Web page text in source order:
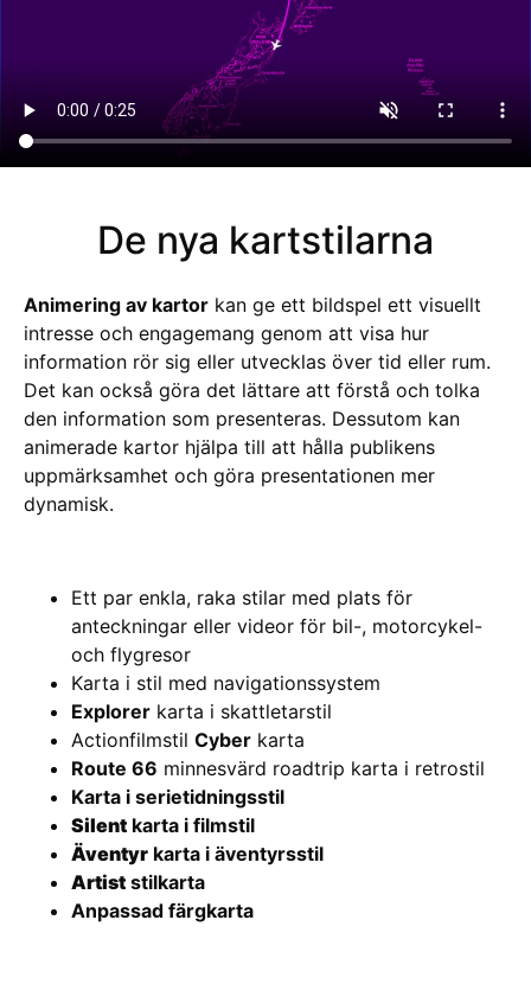
De nya kartstilarna
Animering av kartor kan ge ett bildspel ett visuellt
intresse och engagemang genom att visa hur
information rör sig eller utvecklas över tid eller rum.
Det kan också göra det lättare att förstå och tolka
den information som presenteras. Dessutom kan
animerade kartor hjälpa till att hålla publikens
uppmärksamhet och göra presentationen mer
dynamisk.
Ett par enkla, raka stilar med plats för
anteckningar eller videor för bil-, motorcykel-
och flygresor
Karta i stil med navigationssystem
Explorer karta i skattletarstil
Actionfilmstil Cyber karta
Route 66 minnesvärd roadtrip karta i retrostil
Karta i serietidningsstil
Silent karta i filmstil
Äventyr karta i äventyrsstil
Artist stilkarta
Anpassad färgkarta